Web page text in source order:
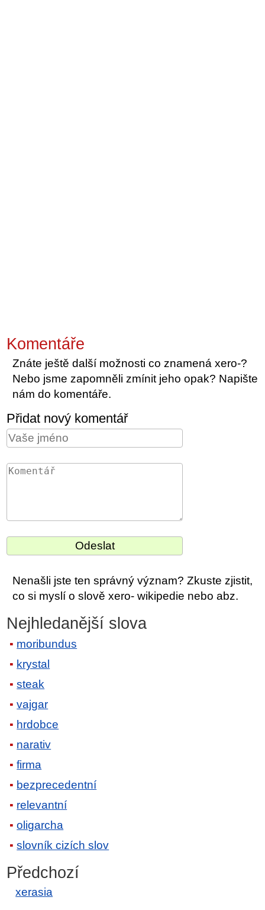
Komentáře
Znáte ještě další možnosti co znamená xero-?
Nebo jsme zapomněli zmínit jeho opak? Napište
nám do komentáře.
Přidat nový komentář
Nenašli jste ten správný význam? Zkuste zjistit,
co si myslí o slově xero- wikipedie nebo abz.
Nejhledanější slova
moribundus
krystal
steak
vajgar
hrdobce
narativ
firma
bezprecedentní
relevantní
oligarcha
slovník cizích slov
Předchozí
xerasia